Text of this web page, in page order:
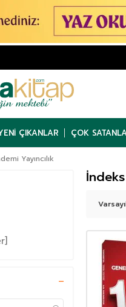
ÇIKANLAR ÇOK
Yayıncılık